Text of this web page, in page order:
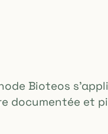
Bioteos
documentée et